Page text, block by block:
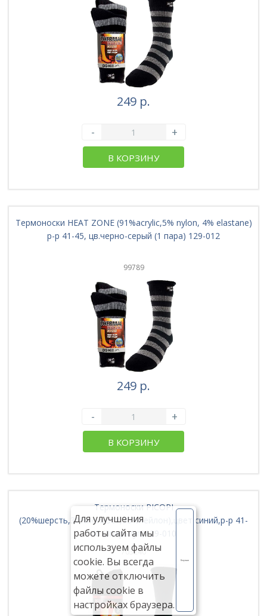
249 р.
- +
В КОРЗИНУ
Термоноски HEAT ZONE (91%acrylic,5% nylon, 4% elastane)
р-р 41-45, цв.черно-серый (1 пара) 129-012
99789
249 р.
- +
В КОРЗИНУ
Термоноски PICOPI
(20%шерсть,30%полиэст,35%нейлон),цвет синий,р-р 41-
46 (3пары/уп)129-010
703240
Для улучшения
работы сайта мы
используем файлы
cookie. Вы всегда
можете отключить
файлы cookie в
настройках браузера.
Хорошо